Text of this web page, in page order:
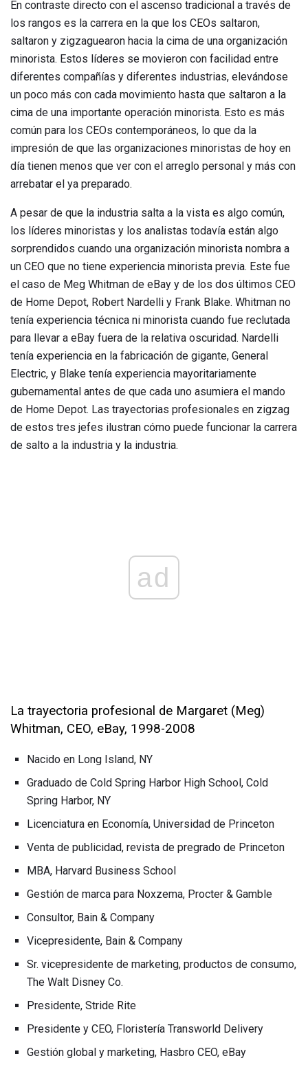
En contraste directo con el ascenso tradicional a través de
los rangos es la carrera en la que los CEOs saltaron,
saltaron y zigzaguearon hacia la cima de una organización
minorista. Estos líderes se movieron con facilidad entre
diferentes compañías y diferentes industrias, elevándose
un poco más con cada movimiento hasta que saltaron a la
cima de una importante operación minorista. Esto es más
común para los CEOs contemporáneos, lo que da la
impresión de que las organizaciones minoristas de hoy en
día tienen menos que ver con el arreglo personal y más con
arrebatar el ya preparado.
A pesar de que la industria salta a la vista es algo común,
los líderes minoristas y los analistas todavía están algo
sorprendidos cuando una organización minorista nombra a
un CEO que no tiene experiencia minorista previa. Este fue
el caso de Meg Whitman de eBay y de los dos últimos CEO
de Home Depot, Robert Nardelli y Frank Blake. Whitman no
tenía experiencia técnica ni minorista cuando fue reclutada
para llevar a eBay fuera de la relativa oscuridad. Nardelli
tenía experiencia en la fabricación de gigante, General
Electric, y Blake tenía experiencia mayoritariamente
gubernamental antes de que cada uno asumiera el mando
de Home Depot. Las trayectorias profesionales en zigzag
de estos tres jefes ilustran cómo puede funcionar la carrera
de salto a la industria y la industria.
ad
La trayectoria profesional de Margaret (Meg)
Whitman, CEO, eBay, 1998-2008
Nacido en Long Island, NY
Graduado de Cold Spring Harbor High School, Cold
Spring Harbor, NY
Licenciatura en Economía, Universidad de Princeton
Venta de publicidad, revista de pregrado de Princeton
MBA, Harvard Business School
Gestión de marca para Noxzema, Procter & Gamble
Consultor, Bain & Company
Vicepresidente, Bain & Company
Sr. vicepresidente de marketing, productos de consumo,
The Walt Disney Co.
Presidente, Stride Rite
Presidente y CEO, Floristería Transworld Delivery
Gestión global y marketing, Hasbro CEO, eBay